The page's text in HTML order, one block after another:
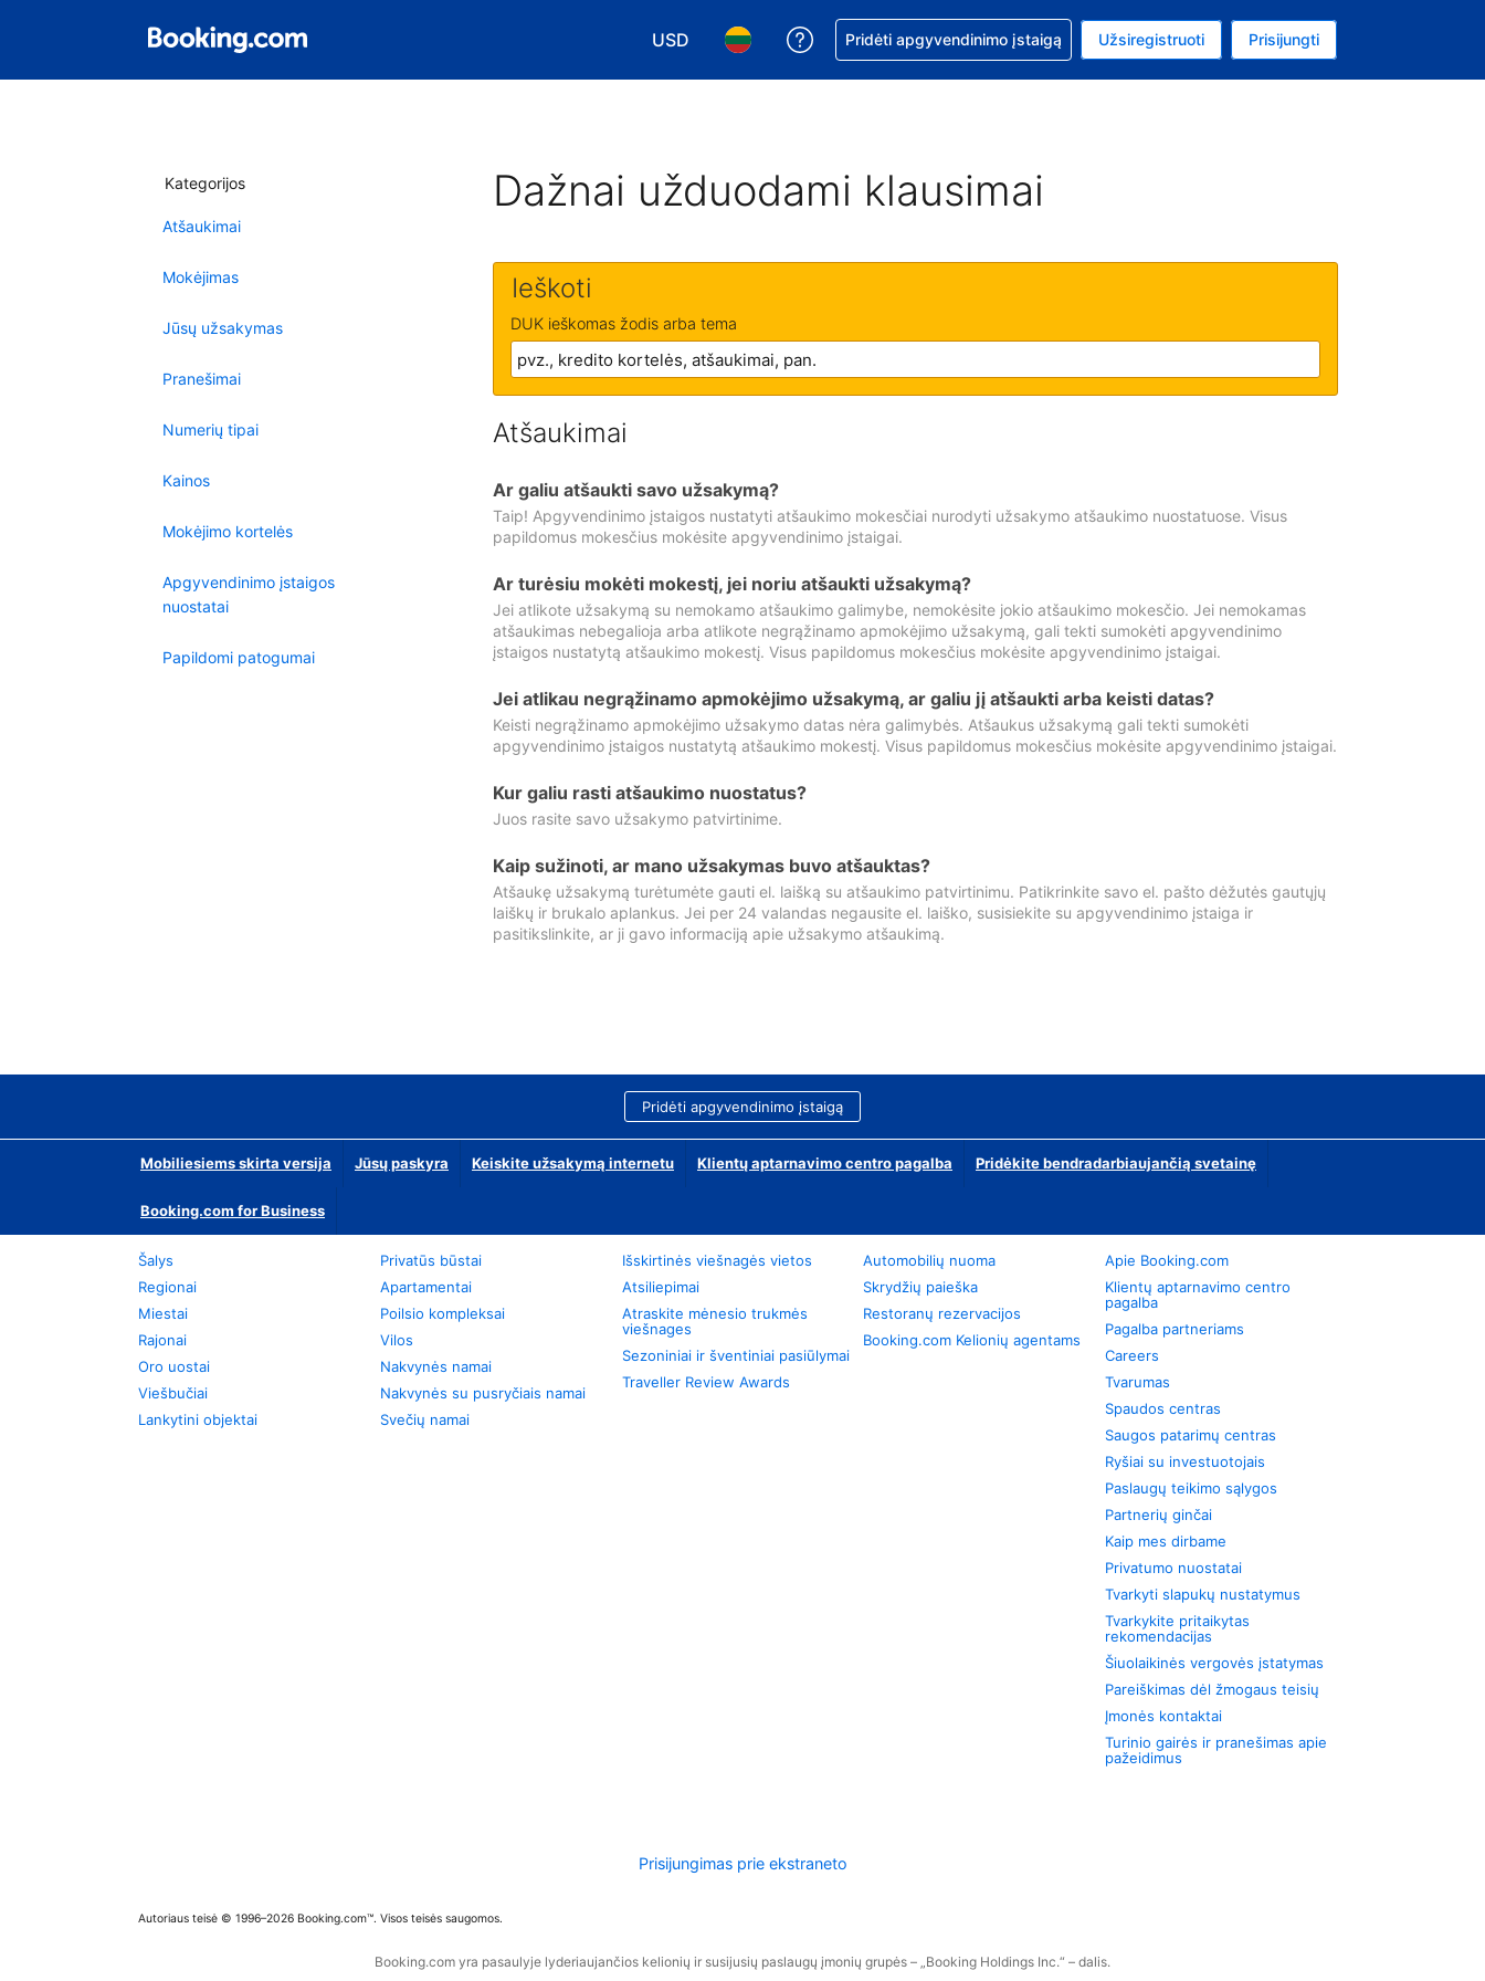
USD
Pasirinkite valiutą. Jūsų pasirinkta valiuta: Jungtinių Valstijų doleris
Pasirinkite kalbą. Jūsų pasirinkta kalba: Lietuvių
Pagalba dėl užsakymo
Pridėti apgyvendinimo įstaigą Užsiregistruoti Prisijungti
Kategorijos
Atšaukimai
Mokėjimas
Jūsų užsakymas
Pranešimai
Numerių tipai
Kainos
Mokėjimo kortelės
Apgyvendinimo įstaigos
nuostatai
Papildomi patogumai
Dažnai užduodami klausimai
Ieškoti
DUK ieškomas žodis arba tema
Atšaukimai
Ar galiu atšaukti savo užsakymą?
Taip! Apgyvendinimo įstaigos nustatyti atšaukimo mokesčiai nurodyti užsakymo atšaukimo nuostatuose. Visus
papildomus mokesčius mokėsite apgyvendinimo įstaigai.
Ar turėsiu mokėti mokestį, jei noriu atšaukti užsakymą?
Jei atlikote užsakymą su nemokamo atšaukimo galimybe, nemokėsite jokio atšaukimo mokesčio. Jei nemokamas
atšaukimas nebegalioja arba atlikote negrąžinamo apmokėjimo užsakymą, gali tekti sumokėti apgyvendinimo
įstaigos nustatytą atšaukimo mokestį. Visus papildomus mokesčius mokėsite apgyvendinimo įstaigai.
Jei atlikau negrąžinamo apmokėjimo užsakymą, ar galiu jį atšaukti arba keisti datas?
Keisti negrąžinamo apmokėjimo užsakymo datas nėra galimybės. Atšaukus užsakymą gali tekti sumokėti
apgyvendinimo įstaigos nustatytą atšaukimo mokestį. Visus papildomus mokesčius mokėsite apgyvendinimo įstaigai.
Kur galiu rasti atšaukimo nuostatus?
Juos rasite savo užsakymo patvirtinime.
Kaip sužinoti, ar mano užsakymas buvo atšauktas?
Atšaukę užsakymą turėtumėte gauti el. laišką su atšaukimo patvirtinimu. Patikrinkite savo el. pašto dėžutės gautųjų
laiškų ir brukalo aplankus. Jei per 24 valandas negausite el. laiško, susisiekite su apgyvendinimo įstaiga ir
pasitikslinkite, ar ji gavo informaciją apie užsakymo atšaukimą.
Pridėti apgyvendinimo įstaigą
Mobiliesiems skirta versija Jūsų paskyra Keiskite užsakymą internetu Klientų aptarnavimo centro pagalba Pridėkite bendradarbiaujančią svetainę
Booking.com for Business
Šalys
Regionai
Miestai
Rajonai
Oro uostai
Viešbučiai
Lankytini objektai
Privatūs būstai
Apartamentai
Poilsio kompleksai
Vilos
Nakvynės namai
Nakvynės su pusryčiais namai
Svečių namai
Išskirtinės viešnagės vietos
Atsiliepimai
Atraskite mėnesio trukmės
viešnages
Sezoniniai ir šventiniai pasiūlymai
Traveller Review Awards
Automobilių nuoma
Skrydžių paieška
Restoranų rezervacijos
Booking.com Kelionių agentams
Apie Booking.com
Klientų aptarnavimo centro
pagalba
Pagalba partneriams
Careers
Tvarumas
Spaudos centras
Saugos patarimų centras
Ryšiai su investuotojais
Paslaugų teikimo sąlygos
Partnerių ginčai
Kaip mes dirbame
Privatumo nuostatai
Tvarkyti slapukų nustatymus
Tvarkykite pritaikytas
rekomendacijas
Šiuolaikinės vergovės įstatymas
Pareiškimas dėl žmogaus teisių
Įmonės kontaktai
Turinio gairės ir pranešimas apie
pažeidimus
Prisijungimas prie ekstraneto
Autoriaus teisė © 1996–2026 Booking.com™. Visos teisės saugomos.
Booking.com yra pasaulyje lyderiaujančios kelionių ir susijusių paslaugų įmonių grupės – „Booking Holdings Inc.“ – dalis.